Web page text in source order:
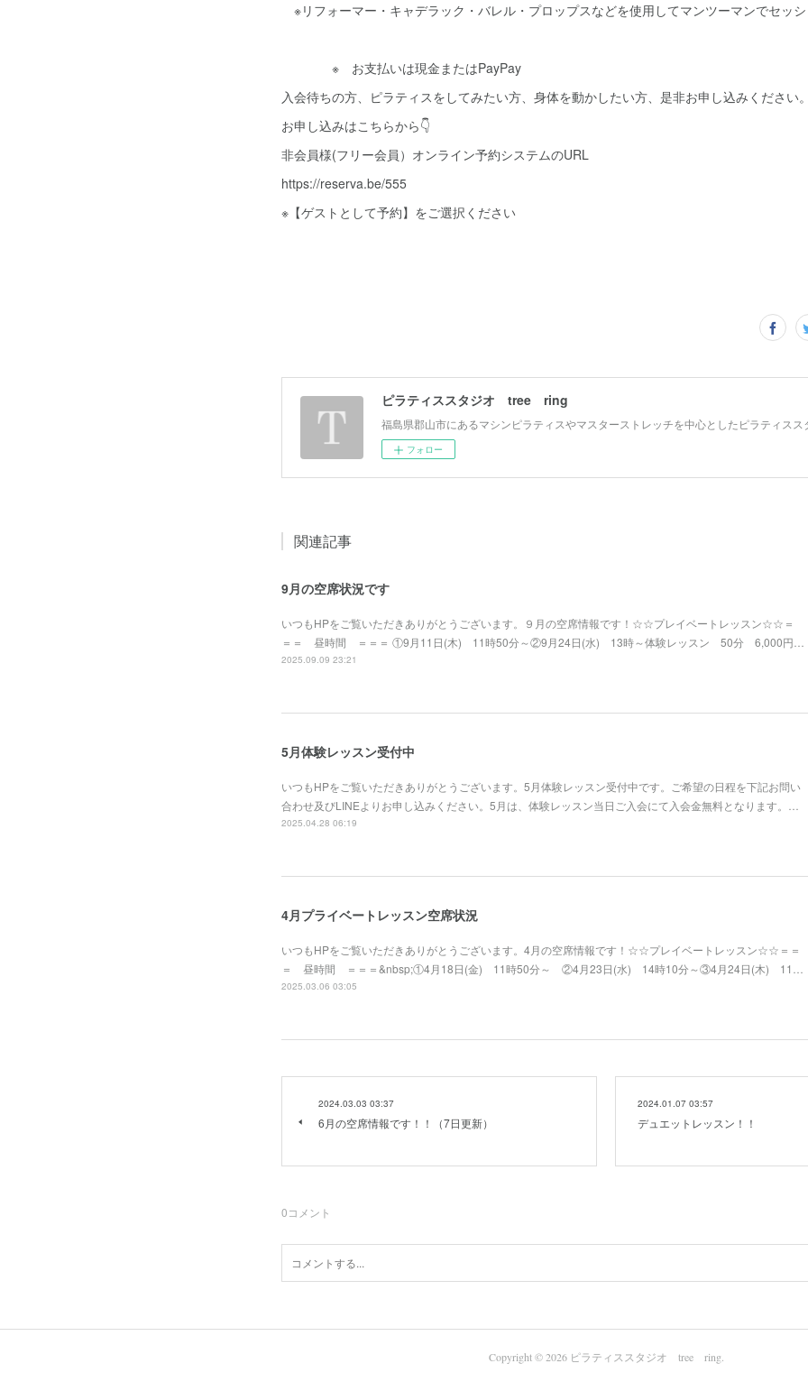
※リフォーマー・キャデラック・バレル・プロップスなどを使用してマンツーマンでセッ
※ お支払いは現金またはPayPay
入会待ちの方、ピラティスをしてみたい方、身体を動かしたい方、是非お申し込みください
お申し込みはこちらから👇
非会員様(フリー会員）オンライン予約システムのURL
https://reserva.be/555
※【ゲストとして予約】をご選択ください
ピラティススタジオ tree ring
福島県郡山市にあるマシンピラティスやマスターストレッチを中心としたピラティスス
フォロー
関連記事
9月の空席状況です
いつもHPをご覧いただきありがとうございます。９月の空席情報です！☆☆プレイベートレッスン☆☆＝
＝＝ 昼時間 ＝＝＝ ①9月11日(木) 11時50分～②9月24日(水) 13時～体験レッスン 50分 6,000円…
2025.09.09 23:21
5月体験レッスン受付中
いつもHPをご覧いただきありがとうございます。5月体験レッスン受付中です。ご希望の日程を下記お問い
合わせ及びLINEよりお申し込みください。5月は、体験レッスン当日ご入会にて入会金無料となります。…
2025.04.28 06:19
4月プライベートレッスン空席状況
いつもHPをご覧いただきありがとうございます。4月の空席情報です！☆☆プレイベートレッスン☆☆＝＝
＝ 昼時間 ＝＝＝&nbsp;①4月18日(金) 11時50分～ ②4月23日(水) 14時10分～③4月24日(木) 11…
2025.03.06 03:05
2024.03.03 03:37
6月の空席情報です！！（7日更新）
2024.01.07 03:57
デュエットレッスン！！
0コメント
Copyright ©2026 ピラティススタジオ tree ring.